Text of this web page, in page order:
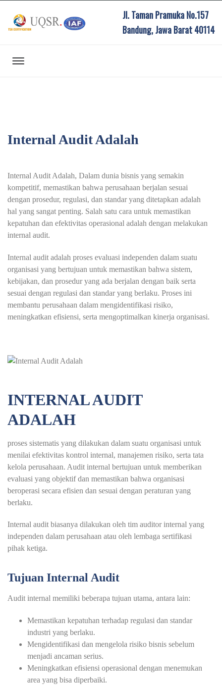
Jl. Taman Pramuka No.157
Bandung, Jawa Barat 40114
Internal Audit Adalah
Internal Audit Adalah, Dalam dunia bisnis yang semakin
kompetitif, memastikan bahwa perusahaan berjalan sesuai
dengan prosedur, regulasi, dan standar yang ditetapkan adalah
hal yang sangat penting. Salah satu cara untuk memastikan
kepatuhan dan efektivitas operasional adalah dengan melakukan
internal audit.
Internal audit adalah proses evaluasi independen dalam suatu
organisasi yang bertujuan untuk memastikan bahwa sistem,
kebijakan, dan prosedur yang ada berjalan dengan baik serta
sesuai dengan regulasi dan standar yang berlaku. Proses ini
membantu perusahaan dalam mengidentifikasi risiko,
meningkatkan efisiensi, serta mengoptimalkan kinerja organisasi.
INTERNAL AUDIT
ADALAH
proses sistematis yang dilakukan dalam suatu organisasi untuk
menilai efektivitas kontrol internal, manajemen risiko, serta tata
kelola perusahaan. Audit internal bertujuan untuk memberikan
evaluasi yang objektif dan memastikan bahwa organisasi
beroperasi secara efisien dan sesuai dengan peraturan yang
berlaku.
Internal audit biasanya dilakukan oleh tim auditor internal yang
independen dalam perusahaan atau oleh lembaga sertifikasi
pihak ketiga.
Tujuan Internal Audit
Audit internal memiliki beberapa tujuan utama, antara lain:
Memastikan kepatuhan terhadap regulasi dan standar
industri yang berlaku.
Mengidentifikasi dan mengelola risiko bisnis sebelum
menjadi ancaman serius.
Meningkatkan efisiensi operasional dengan menemukan
area yang bisa diperbaiki.